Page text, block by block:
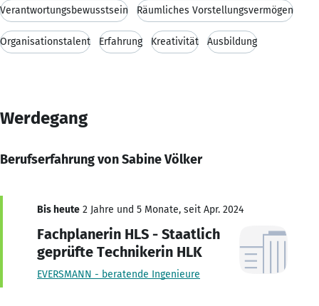
Verantwortungsbewusstsein Räumliches Vorstellungsvermögen
Organisationstalent Erfahrung Kreativität Ausbildung
Werdegang
Berufserfahrung von Sabine Völker
Bis heute 2 Jahre und 5 Monate, seit Apr. 2024
Fachplanerin HLS - Staatlich
geprüfte Technikerin HLK
EVERSMANN - beratende Ingenieure